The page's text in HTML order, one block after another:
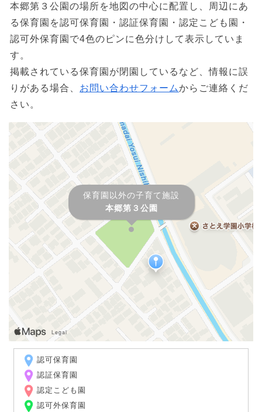
本郷第３公園の場所を地図の中心に配置し、周辺にあ
る保育園を認可保育園・認証保育園・認定こども園・
認可外保育園で4色のピンに色分けして表示していま
す。
掲載されている保育園が閉園しているなど、情報に誤
りがある場合、 お問い合わせフォームからご連絡くだ
さい。
保育園以外の子育て施設
本郷第３公園
認可保育園
認証保育園
認定こども園
認可外保育園